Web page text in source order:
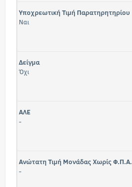
Υποχρεωτική Τιμή Παρατηρητηρίου
Ναι
Δείγμα
Όχι
ΑΛΕ
-
Ανώτατη Τιμή Μονάδας Χωρίς Φ.Π.Α.
-